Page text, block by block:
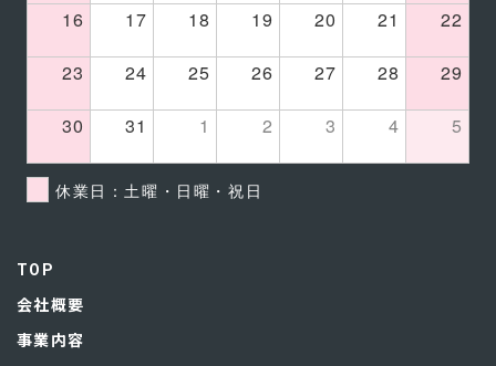
TOP
会社概要
事業内容
16 17 18 19 20 21 22
23 24 25 26 27 28 29
30 31 1 2 3 4 5
休業日：土曜・日曜・祝日